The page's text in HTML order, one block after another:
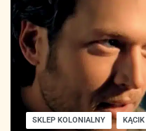
SKLEP KOLONIALNY